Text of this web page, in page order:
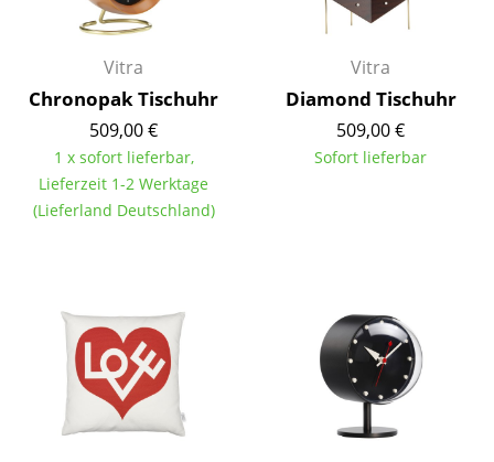
Einzelteile
... alle Aufbewahrungsmöbel
Hängeleuchten & Deckenleuchten
Tischleuchten
Bodenleuchten
Wandleuchten
Outdoor-Leuchten
Vitra
Chronopak Tischuhr
509,00 €
1 x sofort lieferbar,
Lieferzeit 1-2 Werktage
(Lieferland Deutschland)
Vitra
Diamond Tischuhr
509,00 €
Sofort lieferbar